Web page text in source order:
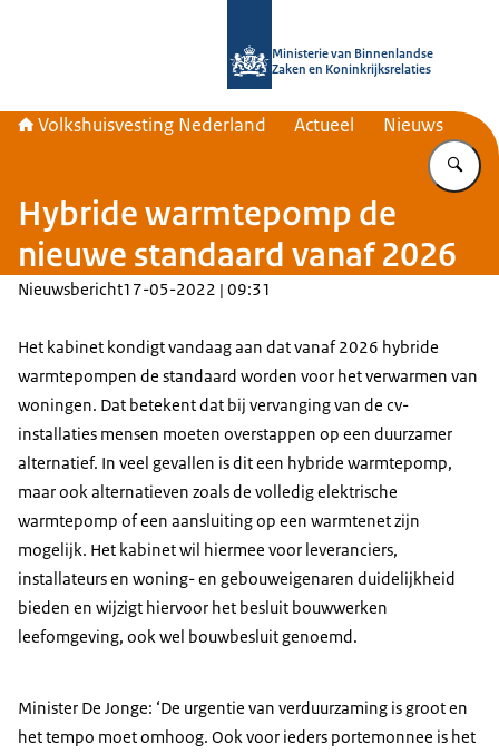
Ministerie van Binnenlandse
Zaken en Koninkrijksrelaties
Volkshuisvesting Nederland Actueel Nieuws
Hybride warmtepomp de
nieuwe standaard vanaf 2026
Nieuwsbericht17-05-2022 | 09:31
Het kabinet kondigt vandaag aan dat vanaf 2026 hybride
warmtepompen de standaard worden voor het verwarmen van
woningen. Dat betekent dat bij vervanging van de cv-
installaties mensen moeten overstappen op een duurzamer
alternatief. In veel gevallen is dit een hybride warmtepomp,
maar ook alternatieven zoals de volledig elektrische
warmtepomp of een aansluiting op een warmtenet zijn
mogelijk. Het kabinet wil hiermee voor leveranciers,
installateurs en woning- en gebouweigenaren duidelijkheid
bieden en wijzigt hiervoor het besluit bouwwerken
leefomgeving, ook wel bouwbesluit genoemd.
Minister De Jonge: ‘De urgentie van verduurzaming is groot en
het tempo moet omhoog. Ook voor ieders portemonnee is het